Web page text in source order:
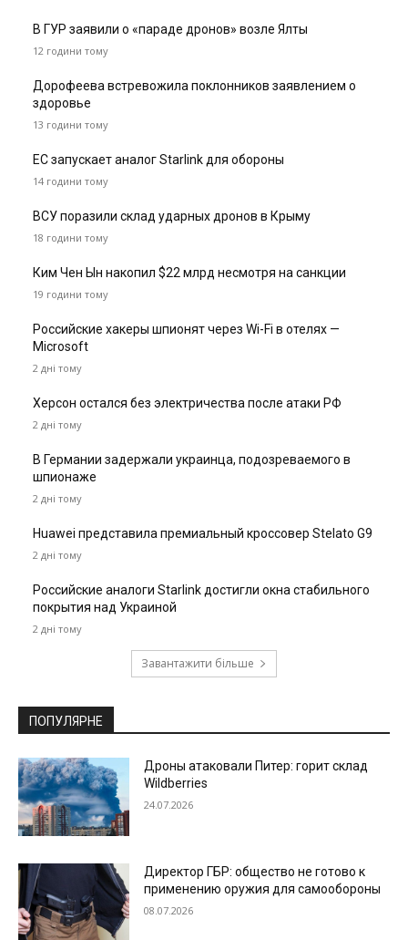
В ГУР заявили о «параде дронов» возле Ялты
12 години тому
Дорофеева встревожила поклонников заявлением о
здоровье
13 години тому
ЕС запускает аналог Starlink для обороны
14 години тому
ВСУ поразили склад ударных дронов в Крыму
18 години тому
Ким Чен Ын накопил $22 млрд несмотря на санкции
19 години тому
Российские хакеры шпионят через Wi-Fi в отелях —
Microsoft
2 дні тому
Херсон остался без электричества после атаки РФ
2 дні тому
В Германии задержали украинца, подозреваемого в
шпионаже
2 дні тому
Huawei представила премиальный кроссовер Stelato G9
2 дні тому
Российские аналоги Starlink достигли окна стабильного
покрытия над Украиной
2 дні тому
Завантажити більше
ПОПУЛЯРНЕ
Дроны атаковали Питер: горит склад
Wildberries
24.07.2026
Директор ГБР: общество не готово к
применению оружия для самообороны
08.07.2026